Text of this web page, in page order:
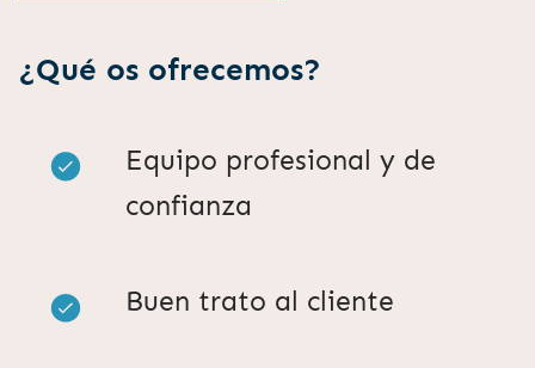
¿Qué os ofrecemos?
Equipo profesional y de
confianza
Buen trato al cliente